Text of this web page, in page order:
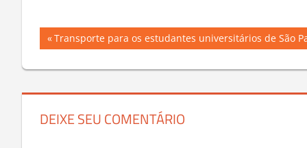
Navegação
de
Post
Previous
Post:
Transporte para os estudantes universitários de São
DEIXE SEU COMENTÁRIO